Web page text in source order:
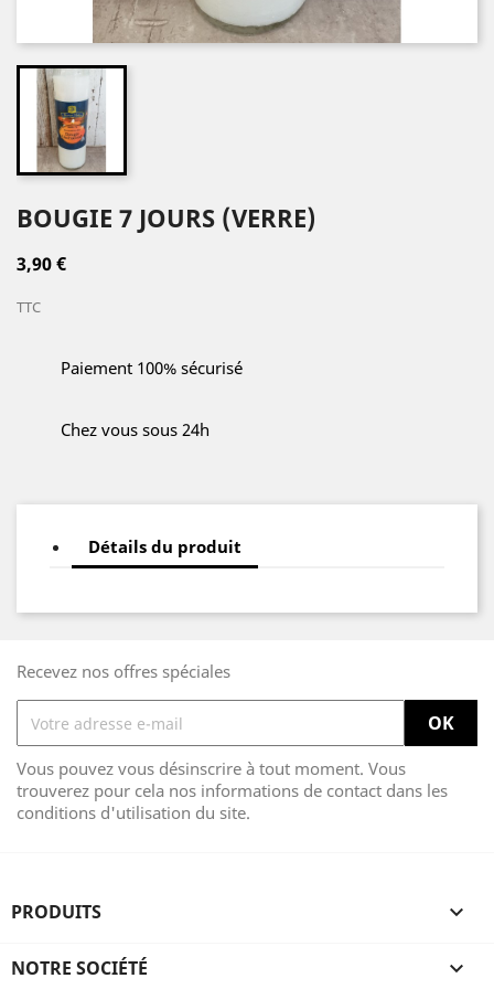
BOUGIE 7 JOURS (VERRE)
3,90 €
TTC
Paiement 100% sécurisé
Chez vous sous 24h
Détails du produit
Recevez nos offres spéciales
Vous pouvez vous désinscrire à tout moment. Vous
trouverez pour cela nos informations de contact dans les
conditions d'utilisation du site.
PRODUITS 
NOTRE SOCIÉTÉ 